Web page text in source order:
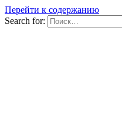
Перейти к содержанию
Search for: